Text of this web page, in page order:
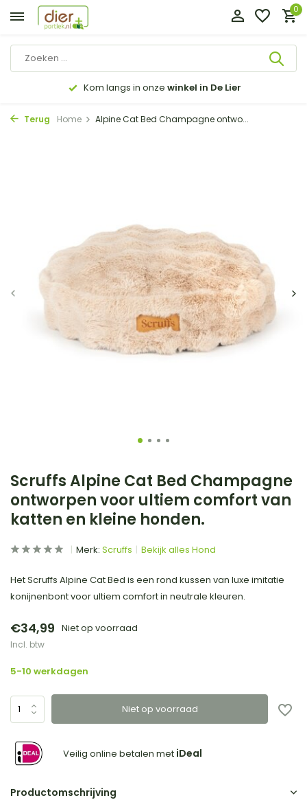
0
Kom langs in onze winkel in De Lier
Terug Home Alpine Cat Bed Champagne ontwo...
Scruffs Alpine Cat Bed Champagne
ontworpen voor ultiem comfort van
katten en kleine honden.
Merk: Scruffs Bekijk alles Hond
Het Scruffs Alpine Cat Bed is een rond kussen van luxe imitatie
konijnenbont voor ultiem comfort in neutrale kleuren.
€34,99 Niet op voorraad
Incl. btw
5-10 werkdagen
Niet op voorraad
Veilig online betalen met iDeal
Productomschrijving